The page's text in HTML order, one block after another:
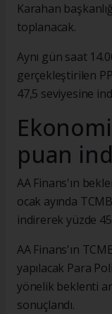
Karahan
toplanacak.
Aynı gün saat
gerçekleştirilen
47,5 seviyesine
puan
AA Finans'ın
ocak ayında
indirerek yüzde
AA Finans'ın
yapılacak Para
yönelik beklenti
sonuçlandı.